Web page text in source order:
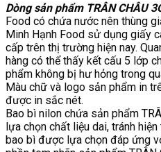
Dòng sản phẩm TRÂN CHÂU
Food có chứa nước nên thùng
Minh Hạnh Food sử dụng giấy
cấp trên thị trường hiện nay.
hàng có thể thấy kết cấu 5 lớp
phẩm không bị hư hỏng trong
Màu chữ và logo sản phẩm in
được in sắc nét.
Bao bì nilon chứa sản phẩm
lựa chọn chất liệu dai, tránh
bao bì được lựa chọn đáp ứng